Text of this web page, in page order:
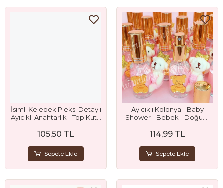
İsimli Kelebek Pleksi Detaylı
Ayıcıklı Anahtarlık - Top Kutu
105,50 TL
Sepete Ekle
Ayıcıklı Kolonya - Baby
Shower - Bebek - Doğum
114,99 TL
Sepete Ekle